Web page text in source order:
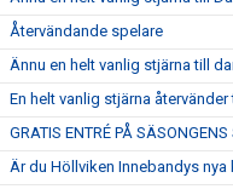
Återvändande spelare
Ännu en helt vanlig stjärna till
En helt vanlig stjärna
GRATIS ENTRÉ PÅ
Är du Höllviken Innebandys